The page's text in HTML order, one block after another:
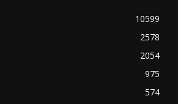
10599
2578
2054
975
574